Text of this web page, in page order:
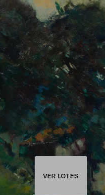
VER LOTES